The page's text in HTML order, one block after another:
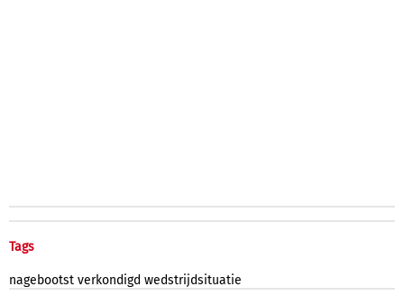
Tags
nagebootst verkondigd wedstrijdsituatie